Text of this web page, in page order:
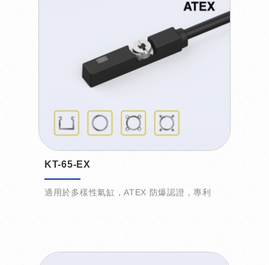
KT-65-EX
適用於多樣性氣缸，ATEX 防爆認證，專利